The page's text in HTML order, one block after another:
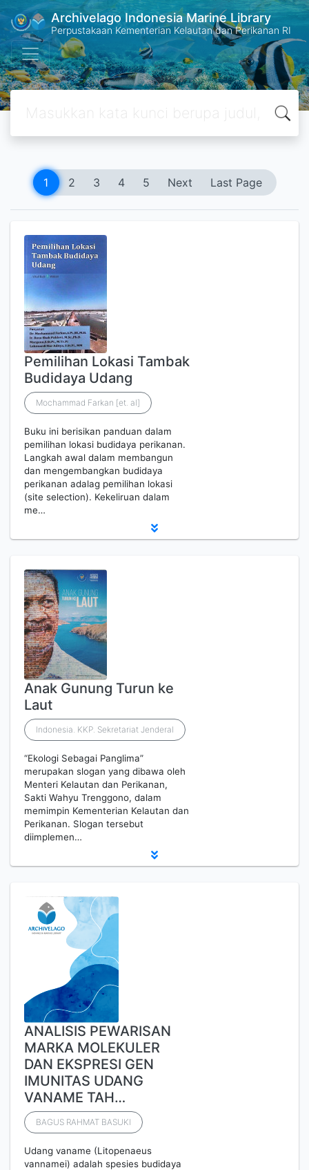
Archivelago Indonesia Marine Library
Perpustakaan Kementerian Kelautan dan Perikanan RI
1 2 3 4 5 Next Last Page
Pemilihan Lokasi Tambak
Budidaya Udang
Mochammad Farkan [et. al]
Buku ini berisikan panduan dalam
pemilihan lokasi budidaya perikanan.
Langkah awal dalam membangun
dan mengembangkan budidaya
perikanan adalag pemilihan lokasi
(site selection). Kekeliruan dalam
me…
Anak Gunung Turun ke
Laut
Indonesia. KKP. Sekretariat Jenderal
“Ekologi Sebagai Panglima”
merupakan slogan yang dibawa oleh
Menteri Kelautan dan Perikanan,
Sakti Wahyu Trenggono, dalam
memimpin Kementerian Kelautan dan
Perikanan. Slogan tersebut
diimplemen…
ANALISIS PEWARISAN
MARKA MOLEKULER
DAN EKSPRESI GEN
IMUNITAS UDANG
VANAME TAH…
BAGUS RAHMAT BASUKI
Udang vaname (Litopenaeus
vannamei) adalah spesies budidaya